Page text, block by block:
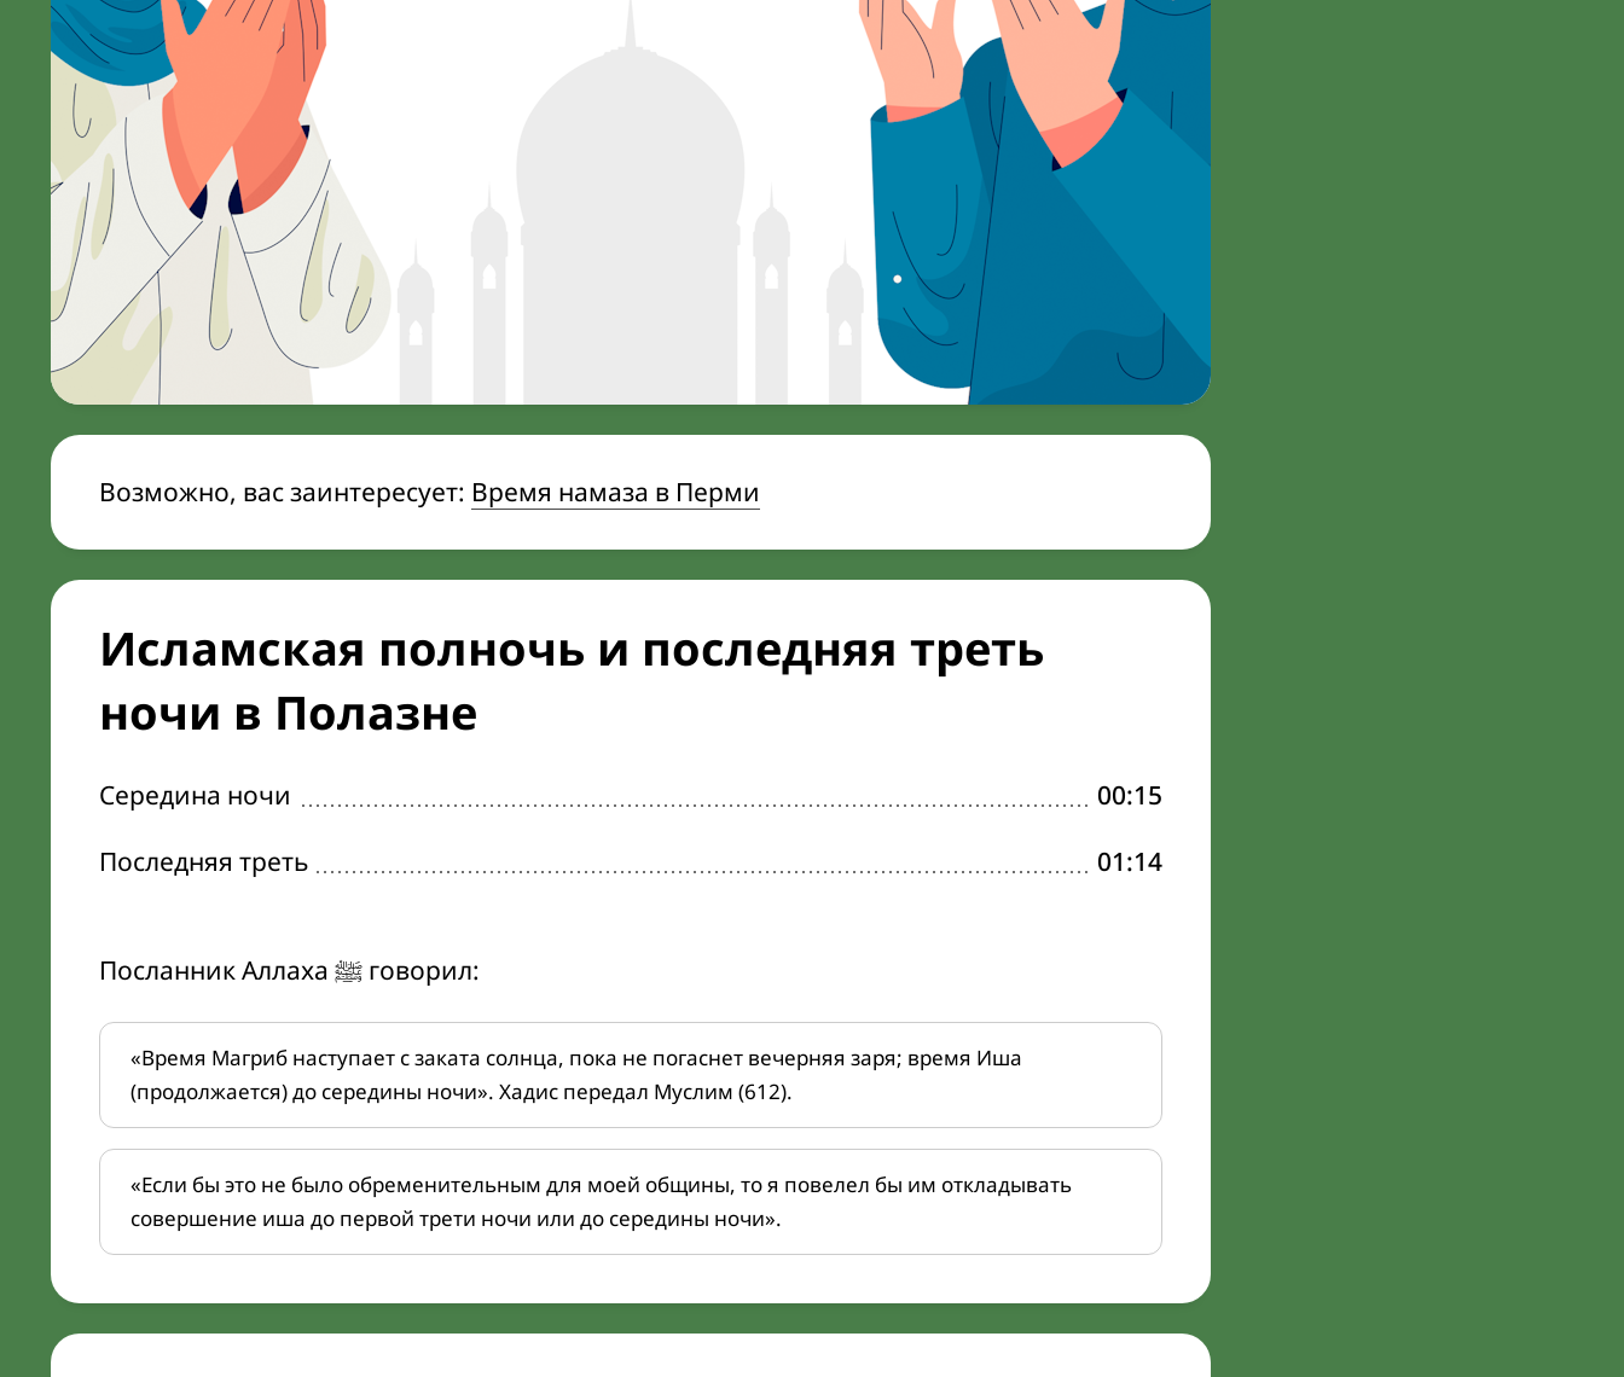
Возможно, вас заинтересует: Время намаза в Перми
Исламская полночь и последняя треть
ночи в Полазне
Середина ночи
00:15
Последняя треть
01:14
Посланник Аллаха ﷺ говорил:
«Время Магриб наступает с заката солнца, пока не погаснет вечерняя заря; время Иша
(продолжается) до середины ночи». Хадис передал Муслим (612).
«Если бы это не было обременительным для моей общины, то я повелел бы им откладывать
совершение иша до первой трети ночи или до середины ночи».